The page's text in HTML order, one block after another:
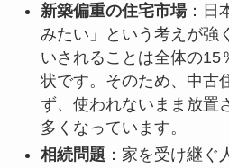
新築偏重の住宅市場：日
みたい」という考えが強
いされることは全体の15
状です。そのため、中古
ず、使われないまま放置
多くなっています。
相続問題 ：家を受け継ぐ